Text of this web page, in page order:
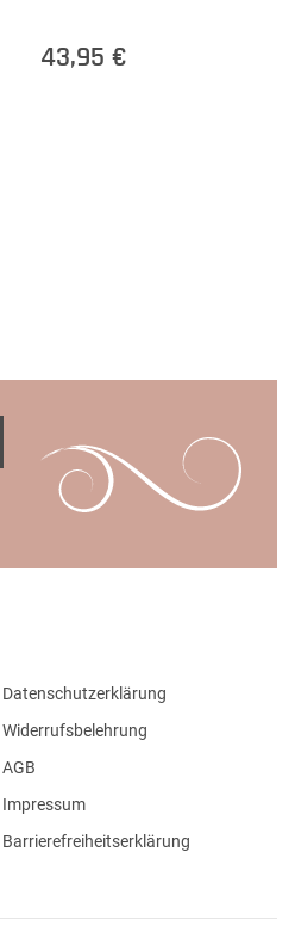
43,95 €
Datenschutzerklärung
Widerrufsbelehrung
AGB
Impressum
Barrierefreiheitserklärung